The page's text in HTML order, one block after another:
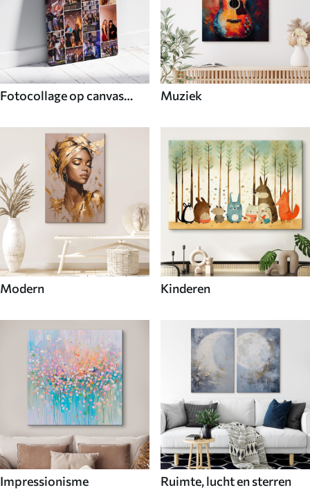
Fotocollage op canvas
Muziek
Modern Kinderen
Impressionisme Ruimte, lucht en sterren